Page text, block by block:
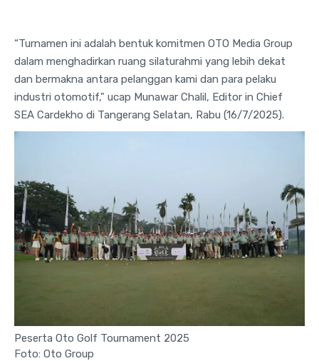
“Turnamen ini adalah bentuk komitmen OTO Media Group
dalam menghadirkan ruang silaturahmi yang lebih dekat
dan bermakna antara pelanggan kami dan para pelaku
industri otomotif," ucap Munawar Chalil, Editor in Chief
SEA Cardekho di Tangerang Selatan, Rabu (16/7/2025).
Peserta Oto Golf Tournament 2025
Foto: Oto Group